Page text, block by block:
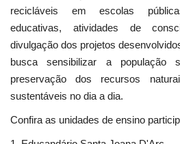
recicláveis em escolas
educativas, atividades de
divulgação dos projetos
busca sensibilizar a população
preservação dos recursos
sustentáveis no dia a dia.
Confira as unidades de ensino